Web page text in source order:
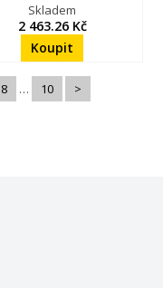
Skladem
2 463.26 Kč
8 … 10 >